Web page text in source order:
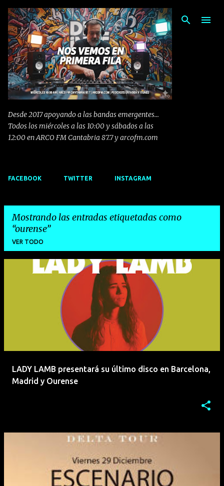
Ir al contenido principal
Desde 2017 apoyando a las bandas emergentes...
Todos los miércoles a las 10:00 y sábados a las
12:00 en ARCO FM Cantabria 87.7 y arcofm.com
FACEBOOK TWITTER INSTAGRAM
Mostrando las entradas etiquetadas como
ourense
VER TODO
LADY LAMB presentará su último disco en Barcelona,
Madrid y Ourense